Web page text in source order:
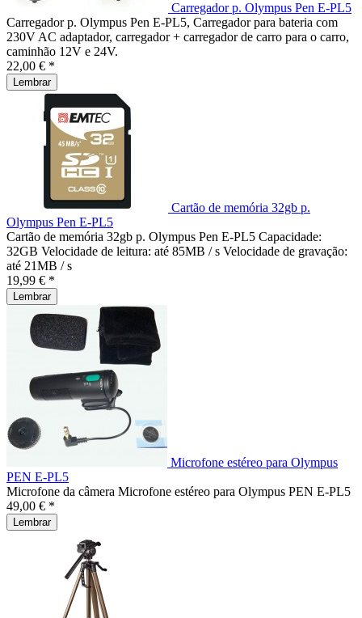
Carregador p. Olympus Pen E-PL5
Carregador p. Olympus Pen E-PL5, Carregador para bateria com
230V AC adaptador, carregador + carregador de carro para o carro,
caminhão 12V e 24V.
22,00 € *
Lembrar
Cartão de memória 32gb p.
Olympus Pen E-PL5
Cartão de memória 32gb p. Olympus Pen E-PL5 Capacidade:
32GB Velocidade de leitura: até 85MB / s Velocidade de gravação:
até 21MB / s
19,99 € *
Lembrar
Microfone estéreo para Olympus
PEN E-PL5
Microfone da câmera Microfone estéreo para Olympus PEN E-PL5
49,00 € *
Lembrar